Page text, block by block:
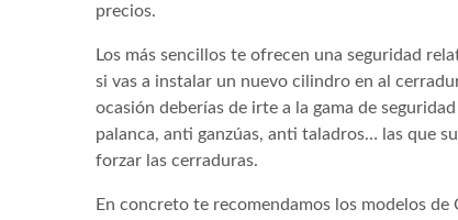
precios.
Los más sencillos te ofrecen una seguridad
si vas a instalar un nuevo cilindro en al
ocasión deberías de irte a la gama de
palanca, anti ganzúas, anti taladros… las que
forzar las cerraduras.
En concreto te recomendamos los modelos